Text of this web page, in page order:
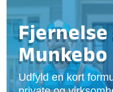
Munkebo
Udfyld en kort